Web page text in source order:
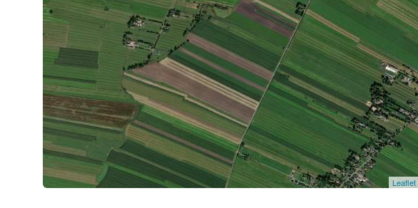
Leaflet